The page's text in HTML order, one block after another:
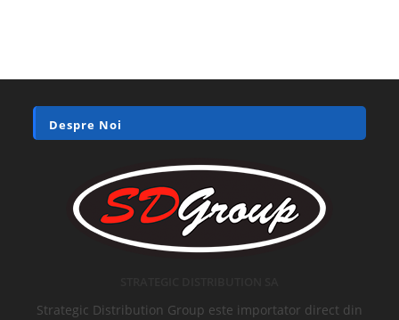
Despre Noi
Strategic Distribution Group este importator direct din